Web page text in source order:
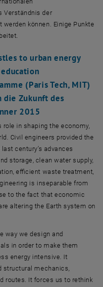
Verständnis der
können. Einige Punkte
to urban energy
(Paris Tech, MIT)
Zukunft des
2015
role in shaping the economy,
Civil engineers provided the
century’s advances
storage, clean water supply,
efficient waste treatment,
is inseparable from
to the fact that economic
altering the Earth system on
way we design and
in order to make them
energy intensive. It
structural mechanics,
routes. It forces us to rethink